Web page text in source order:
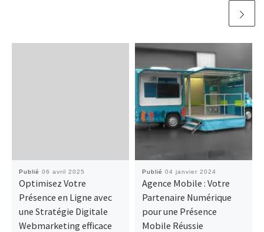
Publié 06 avril 2025
Optimisez Votre
Présence en Ligne avec
une Stratégie Digitale
Webmarketing efficace
Publié 04 janvier 2024
Agence Mobile : Votre
Partenaire Numérique
pour une Présence
Mobile Réussie